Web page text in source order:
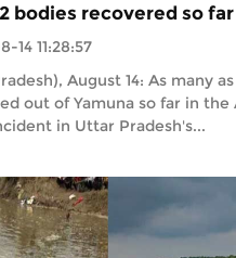
bodies recovered so far
14 11:28:57
August 14: As many
out of Yamuna so far in the
in Uttar Pradesh's...